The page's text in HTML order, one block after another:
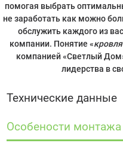
помогая выбрать
не заработать как можно
обслужить каждого из
компании. Понятие «
компанией «Светлый
лидерства в
Технические данные
Особености монтажа